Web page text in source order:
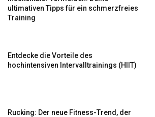
ultimativen Tipps für ein schmerzfreies
Training
Entdecke die Vorteile des
hochintensiven Intervalltrainings (HIIT)
Rucking: Der neue Fitness-Trend, der